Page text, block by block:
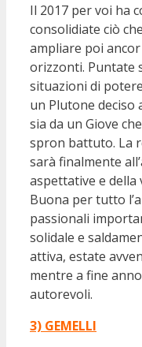
Il 2017 per voi ha
consolidiate ciò
ampliare poi
orizzonti. Puntate
situazioni di
un Plutone deciso
sia da un Giove
spron battuto. La
sarà finalmente
aspettative e
Buona per tutto
passionali
solidale e
attiva, estate
mentre a fine
autorevoli.
3) GEMELLI